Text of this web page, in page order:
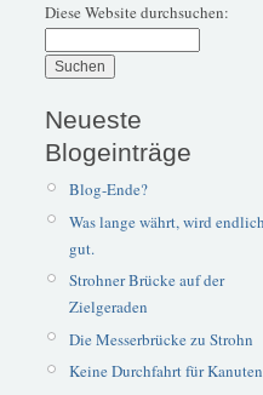
Diese Website durchsuchen:
Neueste
Blogeinträge
Blog-Ende?
Was lange währt, wird endlich
gut.
Strohner Brücke auf der
Zielgeraden
Die Messerbrücke zu Strohn
Keine Durchfahrt für Kanuten